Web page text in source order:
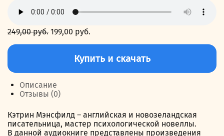
249,00руб. Первоначальная
249,00 руб..
199,00 руб.
Количество
Taking
The
Veil.
Stories.
Рассказы
Купить и скачать
Описание
Отзывы (0)
Кэтрин Мэнсфилд – английская и новозеландская
писательница, мастер психологической новеллы.
В данной аудиокниге представлены произведения